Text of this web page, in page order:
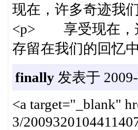
现在，许多奇迹我
<p> 享受现在，这
存留在我们的回忆
finally发表于
<a target="_blank"
3/